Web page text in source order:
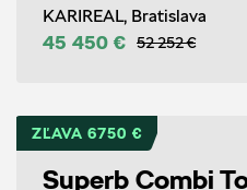
KARIREAL, Bratislava
45 450 € 52 252 €
ZĽAVA 6750 €
Superb Combi